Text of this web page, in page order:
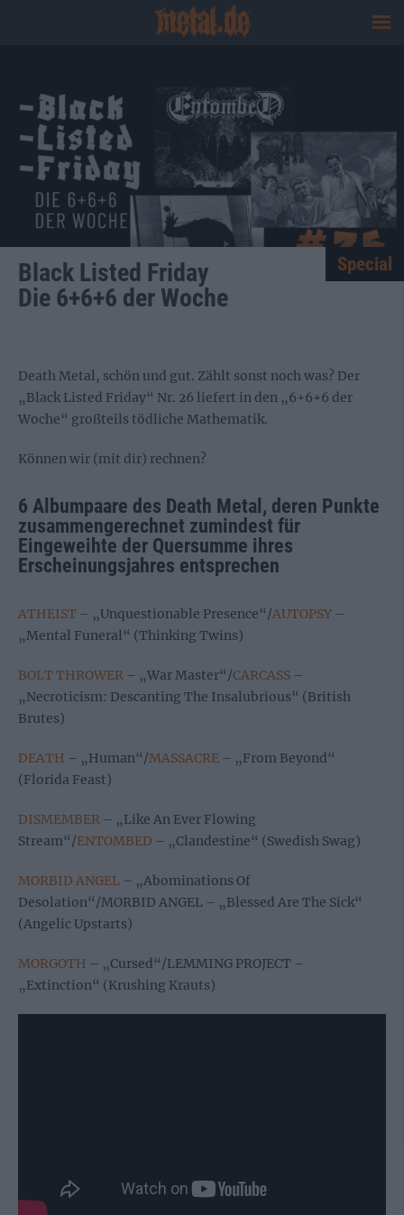
Black Listed Friday
Die 6+6+6 der Woche
Special
Death Metal, schön und gut. Zählt sonst noch was? Der
„Black Listed Friday“ Nr. 26 liefert in den „6+6+6 der
Woche“ großteils tödliche Mathematik.
Können wir (mit dir) rechnen?
6 Albumpaare des Death Metal, deren Punkte
zusammengerechnet zumindest für
Eingeweihte der Quersumme ihres
Erscheinungsjahres entsprechen
ATHEIST – „Unquestionable Presence“/AUTOPSY –
„Mental Funeral“ (Thinking Twins)
BOLT THROWER – „War Master“/CARCASS –
„Necroticism: Descanting The Insalubrious“ (British
Brutes)
DEATH – „Human“/MASSACRE – „From Beyond“
(Florida Feast)
DISMEMBER – „Like An Ever Flowing
Stream“/ENTOMBED – „Clandestine“ (Swedish Swag)
MORBID ANGEL – „Abominations Of
Desolation“/MORBID ANGEL – „Blessed Are The Sick“
(Angelic Upstarts)
MORGOTH – „Cursed“/LEMMING PROJECT –
„Extinction“ (Krushing Krauts)